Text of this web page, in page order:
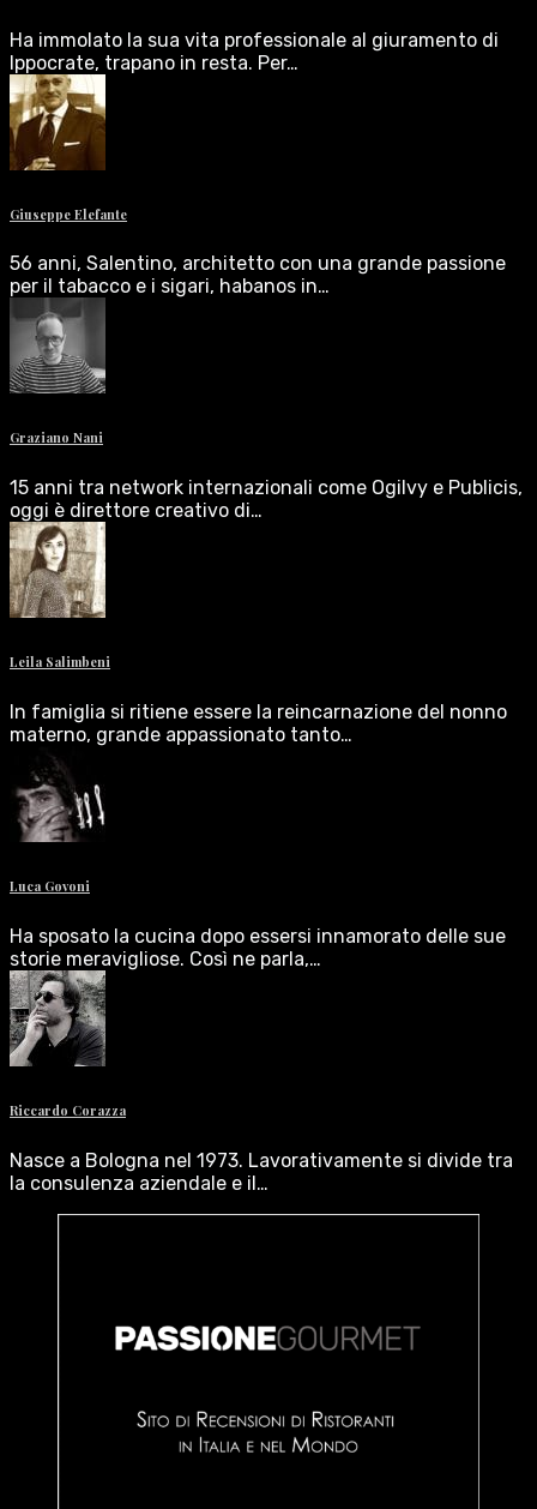
Ha immolato la sua vita professionale al giuramento di
Ippocrate, trapano in resta. Per…
Giuseppe Elefante
56 anni, Salentino, architetto con una grande passione
per il tabacco e i sigari, habanos in…
Graziano Nani
15 anni tra network internazionali come Ogilvy e Publicis,
oggi è direttore creativo di…
Leila Salimbeni
In famiglia si ritiene essere la reincarnazione del nonno
materno, grande appassionato tanto…
Luca Govoni
Ha sposato la cucina dopo essersi innamorato delle sue
storie meravigliose. Così ne parla,…
Riccardo Corazza
Nasce a Bologna nel 1973. Lavorativamente si divide tra
la consulenza aziendale e il…